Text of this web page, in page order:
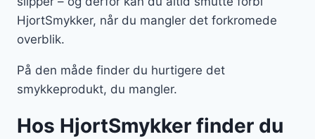
HjortSmykker, når du mangler det forkromede
overblik.
På den måde finder du hurtigere det
smykkeprodukt, du mangler.
Hos HjortSmykker finder du